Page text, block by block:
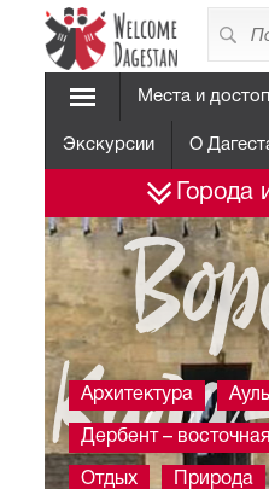
Места и
Экскурсии О
Города
Архитектура
Дербент –
Отдых Природа